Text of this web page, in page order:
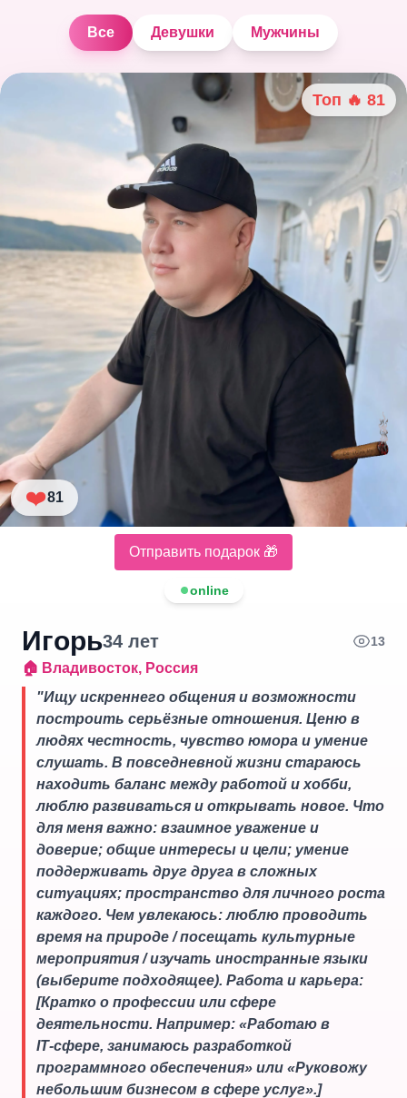
Все Девушки Мужчины
Топ 🔥 81
❤️81
Отправить подарок 🎁
online
Игорь34 лет 13
🏠 Владивосток, Россия
"Ищу искреннего общения и возможности
построить серьёзные отношения. Ценю в
людях честность, чувство юмора и умение
слушать. В повседневной жизни стараюсь
находить баланс между работой и хобби,
люблю развиваться и открывать новое. Что
для меня важно: взаимное уважение и
доверие; общие интересы и цели; умение
поддерживать друг друга в сложных
ситуациях; пространство для личного роста
каждого. Чем увлекаюсь: люблю проводить
время на природе / посещать культурные
мероприятия / изучать иностранные языки
(выберите подходящее). Работа и карьера:
[Кратко о профессии или сфере
деятельности. Например: «Работаю в
IT‑сфере, занимаюсь разработкой
программного обеспечения» или «Руковожу
небольшим бизнесом в сфере услуг».]